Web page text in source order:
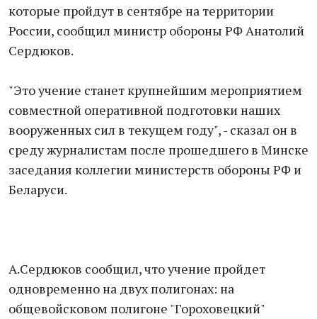
которые пройдут в сентябре на территории
России, сообщил министр обороны РФ Анатолий
Сердюков.
"Это учение станет крупнейшим мероприятием
совместной оперативной подготовки наших
вооруженных сил в текущем году", - сказал он в
среду журналистам после прошедшего в Минске
заседания коллегии министерств обороны РФ и
Беларуси.
А.Сердюков сообщил, что учение пройдет
одновременно на двух полигонах: на
общевойсковом полигоне "Гороховецкий"